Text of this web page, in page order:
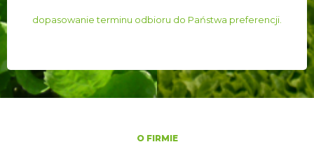
dopasowanie terminu odbioru do Państwa preferencji.
O FIRMIE